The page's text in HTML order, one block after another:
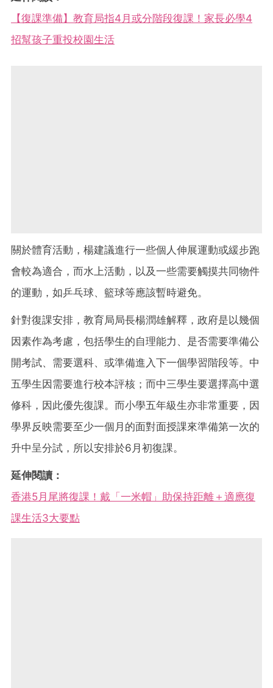
【復課準備】教育局指4月或分階段復課！家長必學4
招幫孩子重投校園生活
關於體育活動，楊建議進行一些個人伸展運動或緩步跑
會較為適合，而水上活動，以及一些需要觸摸共同物件
的運動，如乒乓球、籃球等應該暫時避免。
針對復課安排，教育局局長楊潤雄解釋，政府是以幾個
因素作為考慮，包括學生的自理能力、是否需要準備公
開考試、需要選科、或準備進入下一個學習階段等。中
五學生因需要進行校本評核；而中三學生要選擇高中選
修科，因此優先復課。而小學五年級生亦非常重要，因
學界反映需要至少一個月的面對面授課來準備第一次的
升中呈分試，所以安排於6月初復課。
延伸閱讀：
香港5月尾將復課！戴「一米帽」助保持距離＋適應復
課生活3大要點